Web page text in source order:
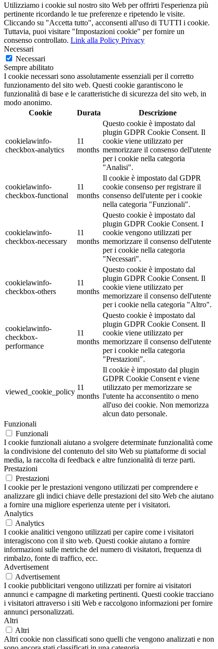
Utilizziamo i cookie sul nostro sito Web per offrirti l'esperienza più
pertinente ricordando le tue preferenze e ripetendo le visite.
Cliccando su "Accetta tutto", acconsenti all'uso di TUTTI i cookie.
Tuttavia, puoi visitare "Impostazioni cookie" per fornire un
consenso controllato. Link alla Policy Privacy
Necessari
Necessari
Sempre abilitato
I cookie necessari sono assolutamente essenziali per il corretto
funzionamento del sito web. Questi cookie garantiscono le
funzionalità di base e le caratteristiche di sicurezza del sito web, in
modo anonimo.
Cookie
Durata Descrizione
cookielawinfo-
checkbox-analytics
11
months
Questo cookie è impostato dal
plugin GDPR Cookie Consent. Il
cookie viene utilizzato per
memorizzare il consenso dell'utente
per i cookie nella categoria
"Analisi".
cookielawinfo-
checkbox-functional
11
months
Il cookie è impostato dal GDPR
cookie consenso per registrare il
consenso dell'utente per i cookie
nella categoria "Funzionali".
cookielawinfo-
checkbox-necessary
11
months
Questo cookie è impostato dal
plugin GDPR Cookie Consent. I
cookie vengono utilizzati per
memorizzare il consenso dell'utente
per i cookie nella categoria
"Necessari".
cookielawinfo-
checkbox-others
11
months
Questo cookie è impostato dal
plugin GDPR Cookie Consent. Il
cookie viene utilizzato per
memorizzare il consenso dell'utente
per i cookie nella categoria "Altro".
cookielawinfo-
checkbox-
performance
11
months
Questo cookie è impostato dal
plugin GDPR Cookie Consent. Il
cookie viene utilizzato per
memorizzare il consenso dell'utente
per i cookie nella categoria
"Prestazioni".
viewed_cookie_policy
11
months
Il cookie è impostato dal plugin
GDPR Cookie Consent e viene
utilizzato per memorizzare se
l'utente ha acconsentito o meno
all'uso dei cookie. Non memorizza
alcun dato personale.
Funzionali
Funzionali
I cookie funzionali aiutano a svolgere determinate funzionalità come
la condivisione del contenuto del sito Web su piattaforme di social
media, la raccolta di feedback e altre funzionalità di terze parti.
Prestazioni
Prestazioni
I cookie per le prestazioni vengono utilizzati per comprendere e
analizzare gli indici chiave delle prestazioni del sito Web che aiutano
a fornire una migliore esperienza utente per i visitatori.
Analytics
Analytics
I cookie analitici vengono utilizzati per capire come i visitatori
interagiscono con il sito web. Questi cookie aiutano a fornire
informazioni sulle metriche del numero di visitatori, frequenza di
rimbalzo, fonte di traffico, ecc.
Advertisement
Advertisement
I cookie pubblicitari vengono utilizzati per fornire ai visitatori
annunci e campagne di marketing pertinenti. Questi cookie tracciano
i visitatori attraverso i siti Web e raccolgono informazioni per fornire
annunci personalizzati.
Altri
Altri
Altri cookie non classificati sono quelli che vengono analizzati e non